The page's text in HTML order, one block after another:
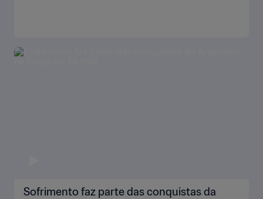
Sofrimento faz parte das conquistas da